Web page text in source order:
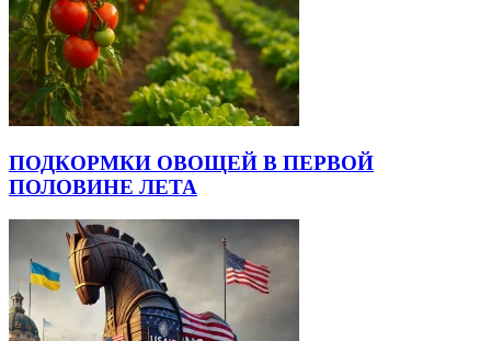
ПОДКОРМКИ ОВОЩЕЙ В ПЕРВОЙ
ПОЛОВИНЕ ЛЕТА